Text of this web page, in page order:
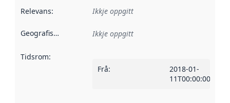
Relevans: Ikkje oppgitt
Geografisk område Ikkje oppgitt
Tidsrom:
Frå:
2018-01-
11T00:00:00Z